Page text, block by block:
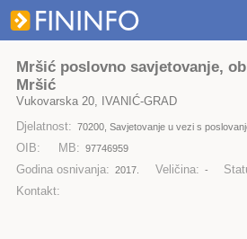
Mršić poslovno savjetovanje,
Mršić
Vukovarska 20, IVANIĆ-GRAD
Djelatnost: 70200, Savjetovanje u vezi s
OIB: MB: 97746959
Godina osnivanja: 2017. Veličina: -
Kontakt: